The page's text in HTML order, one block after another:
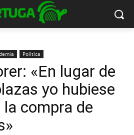
Política
«En lugar de
yo hubiese
compra de